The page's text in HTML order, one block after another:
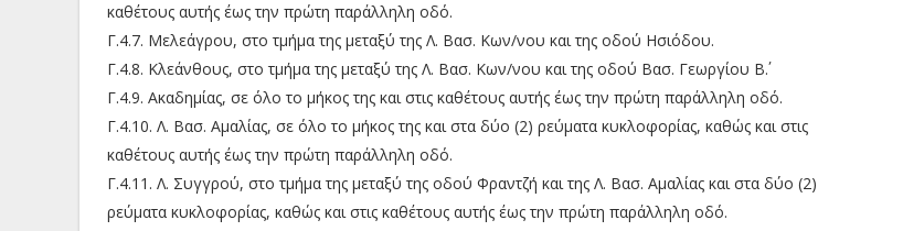
καθέτους αυτής έως την πρώτη παράλληλη οδό.
Γ.4.7. Μελεάγρου, στο τμήμα της μεταξύ της Λ. Βασ. Κων/νου και της οδού Ησιόδου.
Γ.4.8. Κλεάνθους, στο τμήμα της μεταξύ της Λ. Βασ. Κων/νου και της οδού Βασ. Γεωργίου Β΄.
Γ.4.9. Ακαδημίας, σε όλο το μήκος της και στις καθέτους αυτής έως την πρώτη παράλληλη οδό.
Γ.4.10. Λ. Βασ. Αμαλίας, σε όλο το μήκος της και στα δύο (2) ρεύματα κυκλοφορίας, καθώς και στις
καθέτους αυτής έως την πρώτη παράλληλη οδό.
Γ.4.11. Λ. Συγγρού, στο τμήμα της μεταξύ της οδού Φραντζή και της Λ. Βασ. Αμαλίας και στα δύο (2)
ρεύματα κυκλοφορίας, καθώς και στις καθέτους αυτής έως την πρώτη παράλληλη οδό.